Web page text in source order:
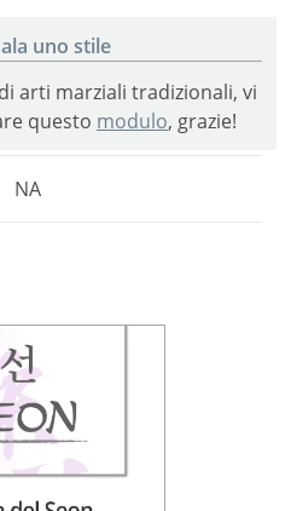
uno stile
arti marziali tradizionali, vi
questo modulo, grazie!
NA